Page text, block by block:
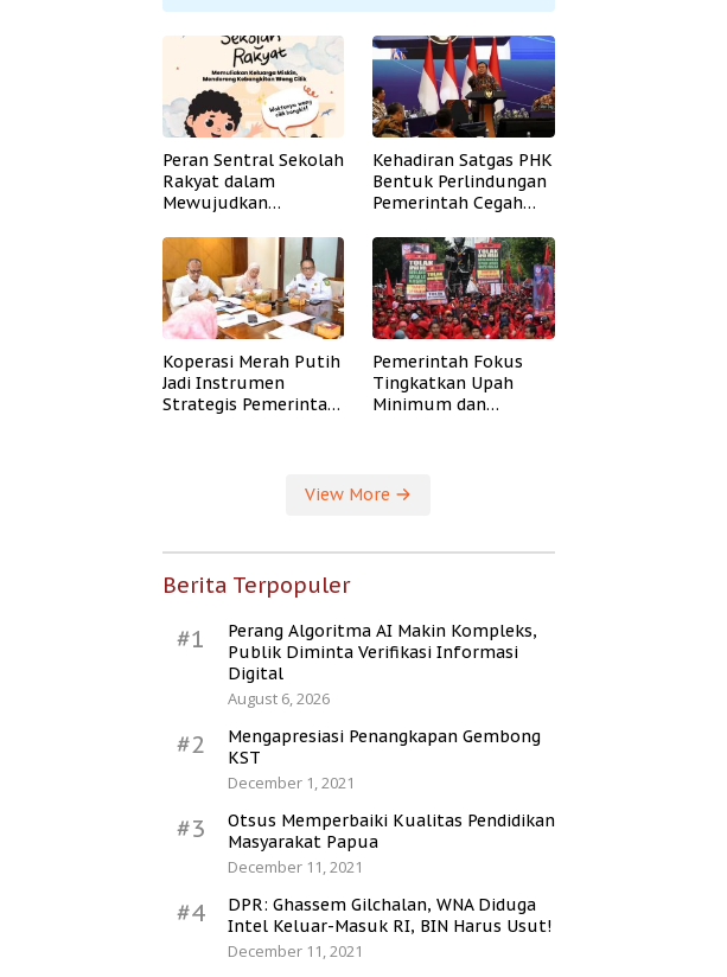
Peran Sentral Sekolah
Rakyat dalam
Mewujudkan
Kehadiran Satgas PHK
Bentuk Perlindungan
Pemerintah Cegah
Koperasi Merah Putih
Jadi Instrumen
Strategis Pemerintah
Pemerintah Fokus
Tingkatkan Upah
Minimum dan
View More
Berita Terpopuler
#1
Perang Algoritma AI Makin Kompleks,
Publik Diminta Verifikasi Informasi
Digital
August 6, 2026
#2
Mengapresiasi Penangkapan Gembong
KST
December 1, 2021
#3
Otsus Memperbaiki Kualitas Pendidikan
Masyarakat Papua
December 11, 2021
#4
DPR: Ghassem Gilchalan, WNA Diduga
Intel Keluar-Masuk RI, BIN Harus Usut!
December 11, 2021